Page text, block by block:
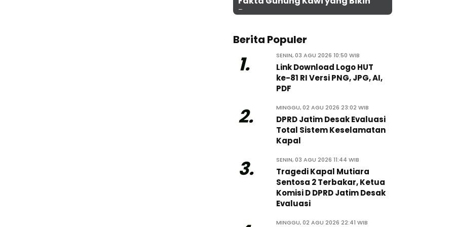
Penasaran
Berita Populer
1. SENIN, 03 AGU 2026 10:50 WIB
Link Download Logo HUT
ke-81 RI Versi PNG, JPG, AI,
PDF
2. MINGGU, 02 AGU 2026 23:02 WIB
DPRD Jatim Desak Evaluasi
Total Sistem Keselamatan
Kapal
3. SENIN, 03 AGU 2026 11:44 WIB
Tragedi Kapal Mutiara
Sentosa 2 Terbakar, Ketua
Komisi D DPRD Jatim Desak
Evaluasi
MINGGU, 02 AGU 2026 22:41 WIB